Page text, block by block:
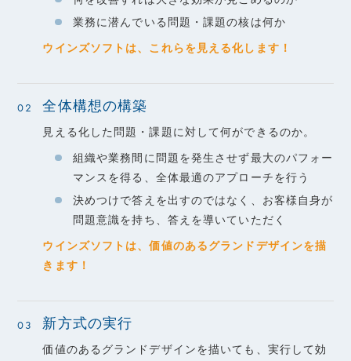
業務に潜んでいる問題・課題の核は何か
ウインズソフトは、これらを見える化します！
02 全体構想の構築
見える化した問題・課題に対して何ができるのか。
組織や業務間に問題を発生させず最大のパフォー
マンスを得る、全体最適のアプローチを行う
決めつけで答えを出すのではなく、お客様自身が
問題意識を持ち、答えを導いていただく
ウインズソフトは、価値のあるグランドデザインを描
きます！
03 新方式の実行
価値のあるグランドデザインを描いても、実行して効